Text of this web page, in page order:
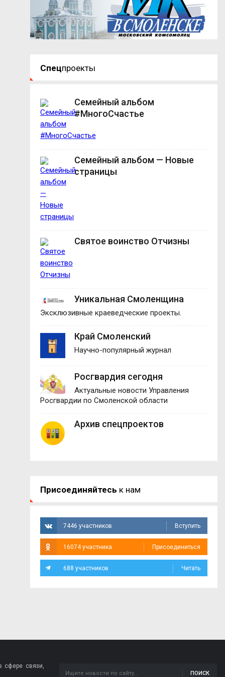
Спецпроекты
Семейный альбом
#МногоСчастье
Семейный альбом — Новые
страницы
Святое воинство Отчизны
Уникальная Смоленщина
Эксклюзивные краеведческие проекты.
Край Смоленский
Научно-популярный журнал
Росгвардия сегодня
Актуальные новости Управления
Росгвардии по Смоленской области
Архив спецпроектов
Присоединяйтесь к нам
7446 участников Вступить
16074 участника Присоединиться
688 участников Читать
сфере связи,
ПОИСК